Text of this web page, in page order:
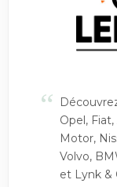
“ Opel,
Motor,
Volvo,
et Lynk &